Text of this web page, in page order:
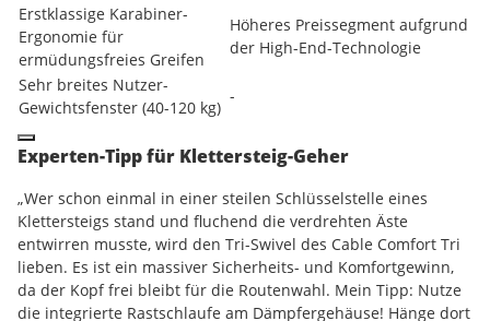
Erstklassige Karabiner-
Ergonomie für
ermüdungsfreies Greifen
Höheres Preissegment aufgrund
der High-End-Technologie
Sehr breites Nutzer-
Gewichtsfenster (40-120 kg)
-
Experten-Tipp für Klettersteig-Geher
„Wer schon einmal in einer steilen Schlüsselstelle eines
Klettersteigs stand und fluchend die verdrehten Äste
entwirren musste, wird den Tri-Swivel des Cable Comfort Tri
lieben. Es ist ein massiver Sicherheits- und Komfortgewinn,
da der Kopf frei bleibt für die Routenwahl. Mein Tipp: Nutze
die integrierte Rastschlaufe am Dämpfergehäuse! Hänge dort